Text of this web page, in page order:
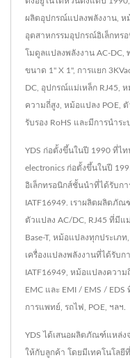
ผลิตอุปกรณ์แปลงพลังงาน, ห
อุตสาหกรรมอุปกรณ์อิเล็กทร
โมดูลแปลงพลังงาน AC-DC,
ขนาด 1" X 1", การแยก
DC, อุปกรณ์แม่เหล็ก RJ45,
ความถี่สูง, หม้อแปลง POE, ตั
รับรอง RoHS และมีการนำระ
YDS ก่อตั้งขึ้นในปี 1990 ที่ไท
electronics ก่อตั้งขึ้นในปี
อิเล็กทรอนิกส์ชั้นนำที่ได้รับกา
IATF16949. เราผลิตผลิตภัณ
ตัวแปลง AC/DC, RJ45 ที่มีแ
Base-T, หม้อแปลงทุกประเภ
เครื่องแปลงพลังงานที่ได้รับก
IATF16949, หม้อแปลงควา
EMC และ EMI / EMS /
การแพทย์, รถไฟ, POE, ฯลฯ.
YDS ได้เสนอผลิตภัณฑ์แหล่
ให้กับลูกค้า โดยมีเทคโนโลยี